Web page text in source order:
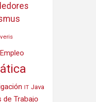
IT Java
de Trabajo